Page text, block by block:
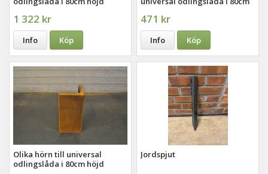
1 322 kr
Info Köp
471 kr
Info Köp
Olika hörn till universal
odlingslåda i 80cm höjd
Jordspjut